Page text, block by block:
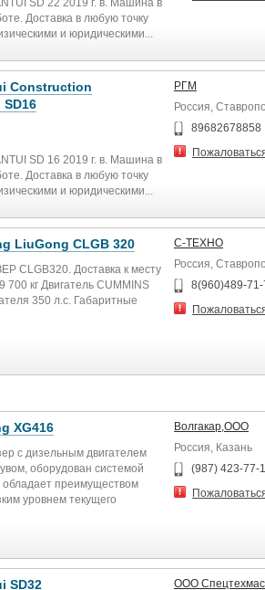
SD 22 2019 г. в. Машина в
Доставка в любую точку
и юридическими...
Construction
SD 16 2019 г. в. Машина в
Доставка в любую точку
и юридическими...
РГМ
Россия,
89682678858
LiuGong CLGB 320
CLGB320. Доставка к месту
кг Двигатель CUMMINS
350 л.с. Габаритные
С-ТЕХНО
Россия,
8(960)489-
XG416
с дизельным двигателем
оборудован системой
обладает преимуществом
уровнем текущего
крутящего момента,
диапазон скорости
Волгакар,ООО
Россия, Казань
(987) 423-77-
SD32
ООО